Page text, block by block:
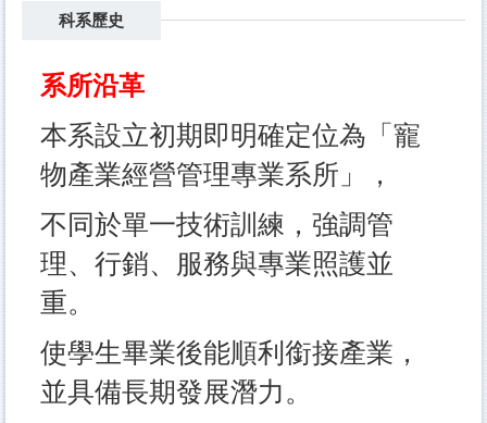
科系歷史
系所沿革
本系設立初期即明確定位為「寵
物產業經營管理專業系所」，
不同於單一技術訓練，強調管
理、行銷、服務與專業照護並
重。
使學生畢業後能順利銜接產業，
並具備長期發展潛力。